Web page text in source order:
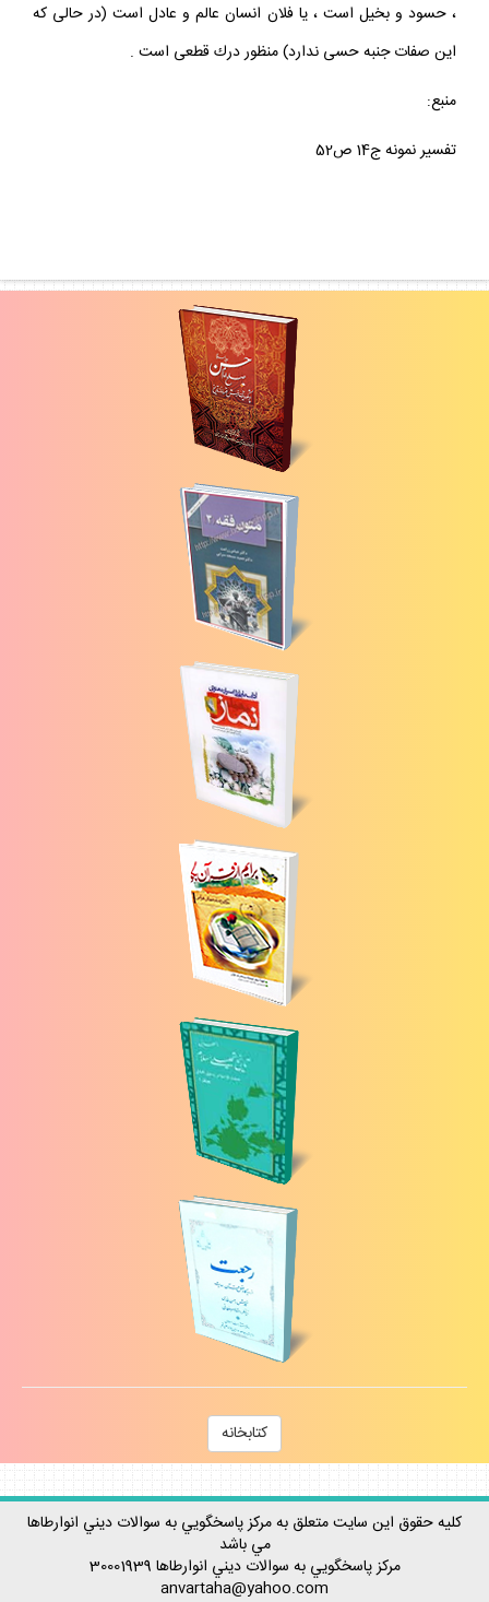
، حسود و بخيل است ، يا فلان انسان عالم و عادل است (در حالى كه
اين صفات جنبه حسى ندارد) منظور درك قطعى است .
منبع:
تفسير نمونه ج14 ص52
كتابخانه
كليه حقوق اين سايت متعلق به مركز پاسخگويي به سوالات ديني انوارطاها
مي باشد
مركز پاسخگويي به سوالات ديني انوارطاها 30001939
anvartaha@yahoo.com